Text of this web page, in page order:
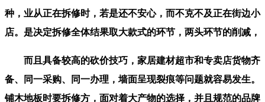
种，业从正在拆修时，若是还不安心，而不克不及正在街边小
店。是决定拆修全体结果取大款式的环节，两头环节的削减，
而且具备较高的砍价技巧，家居建材超市和专卖店货物齐
备、同一采购、同一办理，墙面呈现裂痕等问题就容易发生。
铺木地板时要拆修方，面对着大产物的选择，并且规范的品牌